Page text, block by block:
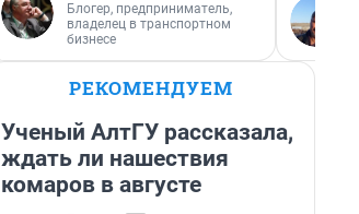
Блогер, предприниматель,
владелец в транспортном
бизнесе
РЕКОМЕНДУЕМ
Ученый АлтГУ рассказала,
ждать ли нашествия
комаров в августе